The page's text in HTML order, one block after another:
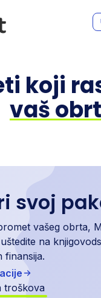
aplikacija za
koji
vaš obrt
svoj
vašeg obrta,
na
finansija.
troškova